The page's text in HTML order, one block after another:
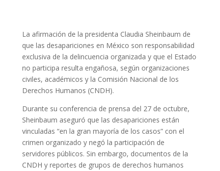
La afirmación de la presidenta Claudia Sheinbaum de
que las desapariciones en México son responsabilidad
exclusiva de la delincuencia organizada y que el Estado
no participa resulta engañosa, según organizaciones
civiles, académicos y la Comisión Nacional de los
Derechos Humanos (CNDH).
Durante su conferencia de prensa del 27 de octubre,
Sheinbaum aseguró que las desapariciones están
vinculadas “en la gran mayoría de los casos” con el
crimen organizado y negó la participación de
servidores públicos. Sin embargo, documentos de la
CNDH y reportes de grupos de derechos humanos